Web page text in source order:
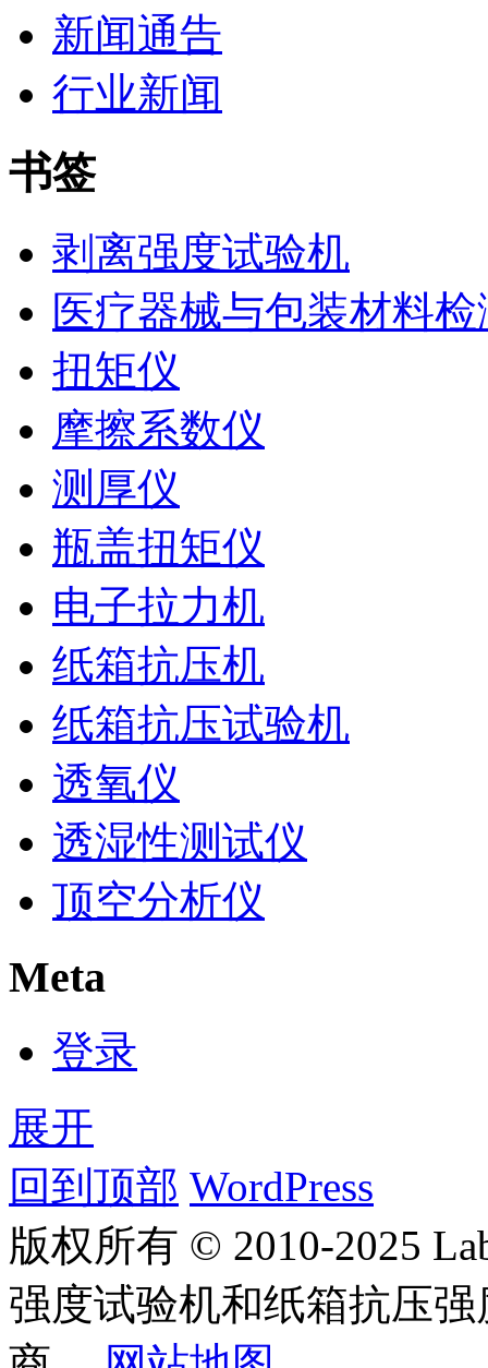
新闻通告
行业新闻
书签
剥离强度试验机
医疗器械与包装材料检
扭矩仪
摩擦系数仪
测厚仪
瓶盖扭矩仪
电子拉力机
纸箱抗压机
纸箱抗压试验机
透氧仪
透湿性测试仪
顶空分析仪
Meta
登录
展开
回到顶部 WordPress
版权所有 © 2010-2025
强度试验机和纸箱抗压